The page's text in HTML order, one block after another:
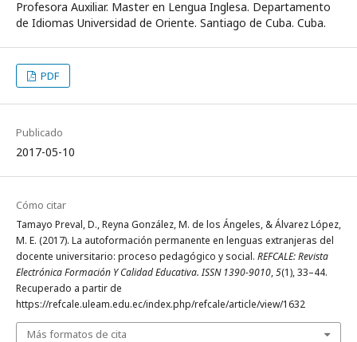
Profesora Auxiliar. Master en Lengua Inglesa. Departamento
de Idiomas Universidad de Oriente. Santiago de Cuba. Cuba.
PDF
Publicado
2017-05-10
Cómo citar
Tamayo Preval, D., Reyna González, M. de los Ángeles, & Álvarez López,
M. E. (2017). La autoformación permanente en lenguas extranjeras del
docente universitario: proceso pedagógico y social. REFCALE: Revista
Electrónica Formación Y Calidad Educativa. ISSN 1390-9010,5(1), 33–44.
Recuperado a partir de
https://refcale.uleam.edu.ec/index.php/refcale/article/view/1632
Más formatos de cita